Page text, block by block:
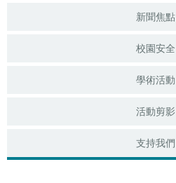
新聞焦點
校園安全
學術活動
活動剪影
支持我們